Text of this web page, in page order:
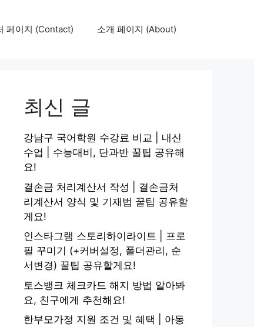
페이지 (Contact) 소개 페이지 (About)
최신 글
강남구 국어학원 수강료 비교 | 내신
수업 | 수능대비, 단과반 꿀팁 공유해
요!
결손금 처리계산서 작성 | 결손금처
리계산서 양식 및 기재법 꿀팁 공유할
게요!
인스타그램 스토리하이라이트 | 프로
필 꾸미기 (+커버설정, 폴더관리, 순
서변경) 꿀팁 공유할게요!
토스뱅크 체크카드 해지 방법 알아봐
요, 친구에게 추천해요!
한부모가정 지원 조건 및 혜택 | 아동